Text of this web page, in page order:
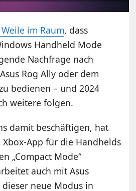
im Raum, dass
Handheld Mode
Nachfrage nach
Rog Ally oder dem
bedienen – und 2024
weitere folgen.
damit beschäftigen, hat
App für die Handhelds
„Compact Mode“
auch mit Asus
neue Modus in